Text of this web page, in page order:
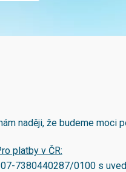
naději, že budeme moci
platby v ČR:
7380440287/0100s